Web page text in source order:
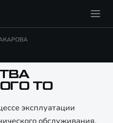
ТО
эксплуатации